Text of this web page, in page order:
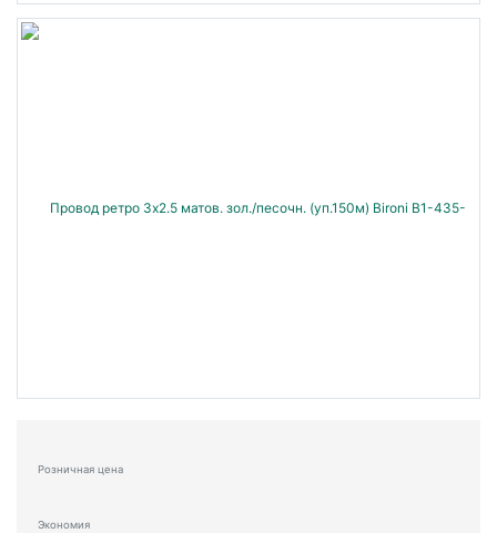
Розничная цена
Экономия